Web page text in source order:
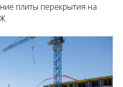
плиты перекрытия на